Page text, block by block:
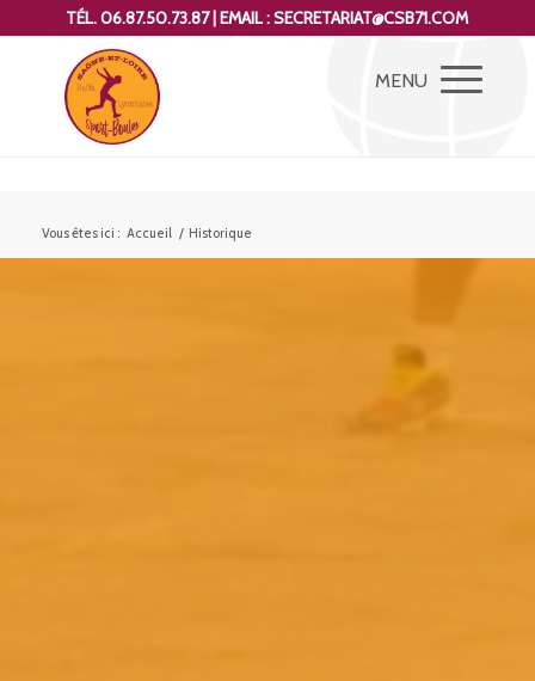
TÉL. 06.87.50.73.87 | EMAIL : SECRETARIAT@CSB71.COM
Vous êtes ici : Accueil / Historique